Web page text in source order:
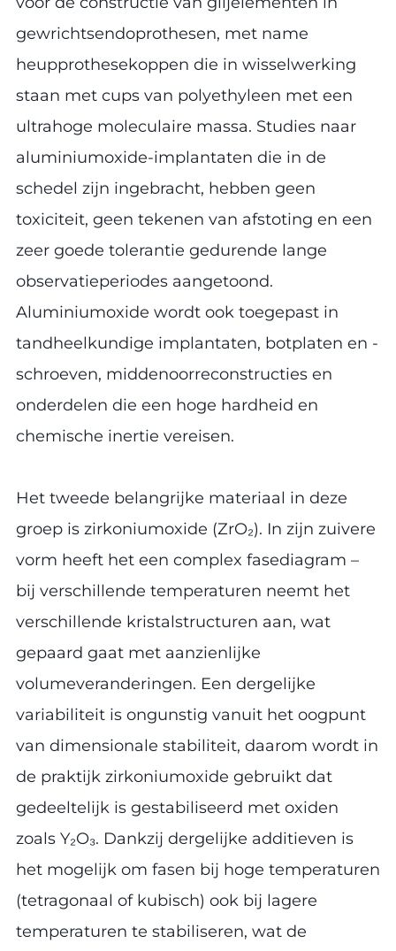
gewrichtsendoprothesen, met name
heupprothesekoppen die in wisselwerking
staan met cups van polyethyleen met een
ultrahoge moleculaire massa. Studies naar
aluminiumoxide-implantaten die in de
schedel zijn ingebracht, hebben geen
toxiciteit, geen tekenen van afstoting en een
zeer goede tolerantie gedurende lange
observatieperiodes aangetoond.
Aluminiumoxide wordt ook toegepast in
tandheelkundige implantaten, botplaten en -
schroeven, middenoorreconstructies en
onderdelen die een hoge hardheid en
chemische inertie vereisen.
Het tweede belangrijke materiaal in deze
groep is zirkoniumoxide (ZrO₂). In zijn zuivere
vorm heeft het een complex fasediagram –
bij verschillende temperaturen neemt het
verschillende kristalstructuren aan, wat
gepaard gaat met aanzienlijke
volumeveranderingen. Een dergelijke
variabiliteit is ongunstig vanuit het oogpunt
van dimensionale stabiliteit, daarom wordt in
de praktijk zirkoniumoxide gebruikt dat
gedeeltelijk is gestabiliseerd met oxiden
zoals Y₂O₃. Dankzij dergelijke additieven is
het mogelijk om fasen bij hoge temperaturen
(tetragonaal of kubisch) ook bij lagere
temperaturen te stabiliseren, wat de